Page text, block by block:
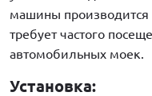
машины
требует частого
автомобильных моек.
Установка: